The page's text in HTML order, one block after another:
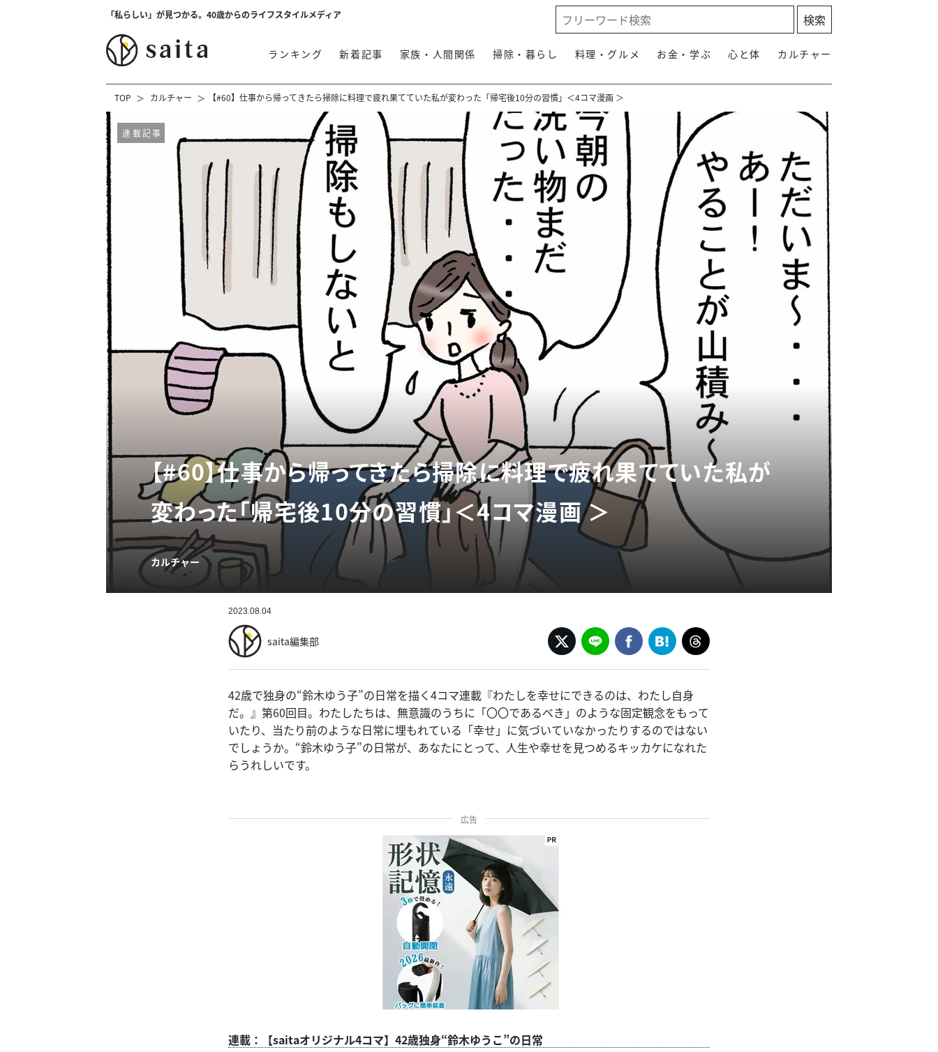
「私らしい」が見つかる。40歳からのライフスタイルメディア
ランキング 新着記事 家族・人間関係 掃除・暮らし 料理・グルメ お金・学ぶ 心と体 カルチャー
TOP カルチャー 【#60】仕事から帰ってきたら掃除に料理で疲れ果てていた私が変わった「帰宅後10分の習慣」＜4コマ漫画 ＞
連載記事
【#60】仕事から帰ってきたら掃除に料理で疲れ果てていた私が
変わった「帰宅後10分の習慣」＜4コマ漫画 ＞
カルチャー
2023.08.04
saita編集部
42歳で独身の“鈴木ゆう子”の日常を描く4コマ連載『わたしを幸せにできるのは、わたし自身
だ。』第60回目。わたしたちは、無意識のうちに「〇〇であるべき」のような固定観念をもって
いたり、当たり前のような日常に埋もれている「幸せ」に気づいていなかったりするのではない
でしょうか。“鈴木ゆう子”の日常が、あなたにとって、人生や幸せを見つめるキッカケになれた
らうれしいです。
広告
連載：【saitaオリジナル4コマ】42歳独身“鈴木ゆうこ”の日常